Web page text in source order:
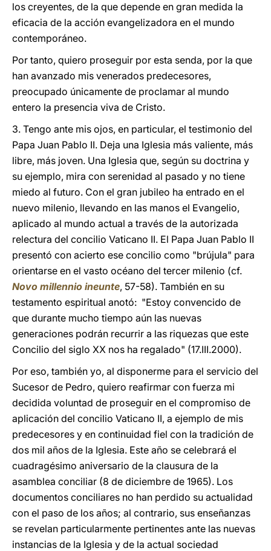
los creyentes, de la que depende en gran medida la
eficacia de la acción evangelizadora en el mundo
contemporáneo.
Por tanto, quiero proseguir por esta senda, por la que
han avanzado mis venerados predecesores,
preocupado únicamente de proclamar al mundo
entero la presencia viva de Cristo.
3. Tengo ante mis ojos, en particular, el testimonio del
Papa Juan Pablo II. Deja una Iglesia más valiente, más
libre, más joven. Una Iglesia que, según su doctrina y
su ejemplo, mira con serenidad al pasado y no tiene
miedo al futuro. Con el gran jubileo ha entrado en el
nuevo milenio, llevando en las manos el Evangelio,
aplicado al mundo actual a través de la autorizada
relectura del concilio Vaticano II. El Papa Juan Pablo II
presentó con acierto ese concilio como "brújula" para
orientarse en el vasto océano del tercer milenio (cf.
Novo millennio ineunte, 57-58). También en su
testamento espiritual anotó: "Estoy convencido de
que durante mucho tiempo aún las nuevas
generaciones podrán recurrir a las riquezas que este
Concilio del siglo XX nos ha regalado" (17.III.2000).
Por eso, también yo, al disponerme para el servicio del
Sucesor de Pedro, quiero reafirmar con fuerza mi
decidida voluntad de proseguir en el compromiso de
aplicación del concilio Vaticano II, a ejemplo de mis
predecesores y en continuidad fiel con la tradición de
dos mil años de la Iglesia. Este año se celebrará el
cuadragésimo aniversario de la clausura de la
asamblea conciliar (8 de diciembre de 1965). Los
documentos conciliares no han perdido su actualidad
con el paso de los años; al contrario, sus enseñanzas
se revelan particularmente pertinentes ante las nuevas
instancias de la Iglesia y de la actual sociedad